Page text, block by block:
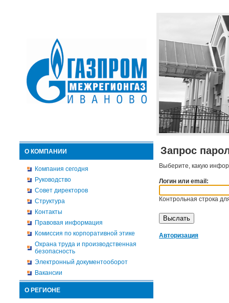
О КОМПАНИИ
Компания сегодня
Руководство
Совет директоров
Структура
Контакты
Правовая информация
Комиссия по корпоративной этике
Охрана труда и производственная
безопасность
Электронный документооборот
Вакансии
О РЕГИОНЕ
Запрос
Выберите, какую
Логин или email:
Контрольная строка
Авторизация